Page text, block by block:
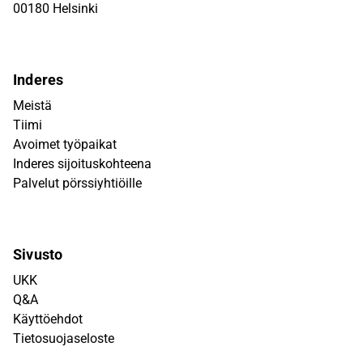
00180 Helsinki
Inderes
Meistä
Tiimi
Avoimet työpaikat
Inderes sijoituskohteena
Palvelut pörssiyhtiöille
Sivusto
UKK
Q&A
Käyttöehdot
Tietosuojaseloste